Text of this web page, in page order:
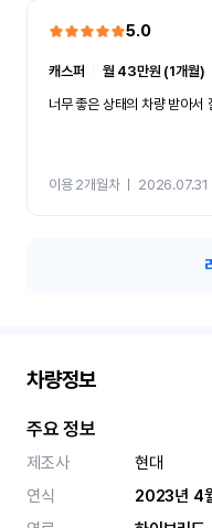
5.0
캐스퍼
월 43만원 (1개월)
너무 좋은 상태의 차량 받아서
이용 2개월차ㅣ 2026.07.31
차량정보
주요 정보
제조사
현대
연식
2023년 4